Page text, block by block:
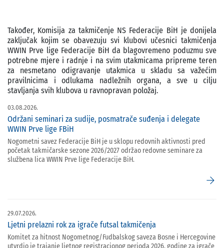
Također, Komisija za takmičenje NS Federacije BiH je donijela
zaključak kojim se obavezuju svi klubovi učesnici takmičenja
WWIN Prve lige Federacije BiH da blagovremeno poduzmu sve
potrebne mjere i radnje i na svim utakmicama pripreme teren
za nesmetano odigravanje utakmica u skladu sa važećim
pravilnicima i odlukama nadležnih organa, a sve u cilju
stavljanja svih klubova u ravnopravan položaj.
03.08.2026.
Održani seminari za sudije, posmatrače suđenja i delegate
WWIN Prve lige FBiH
Nogometni savez Federacije BiH je u sklopu redovnih aktivnosti pred
početak takmičarske sezone 2026/2027 održao redovne seminare za
službena lica WWIN Prve lige Federacije BiH.
arrow_forward
29.07.2026.
Ljetni prelazni rok za igrače futsal takmičenja
Komitet za hitnost Nogometnog/Fudbalskog saveza Bosne i Hercegovine